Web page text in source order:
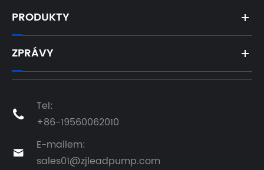
PRODUKTY
ZPRÁVY

Tel:
+86-19560062010

E-mailem:
sales01@zjleadpump.com